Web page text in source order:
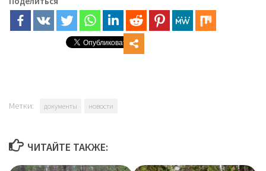
Метки: документы новости
ЧИТАЙТЕ ТАКЖЕ: